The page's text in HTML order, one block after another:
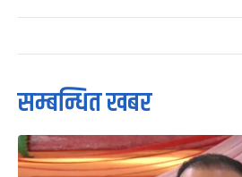
सम्बन्धित खबर